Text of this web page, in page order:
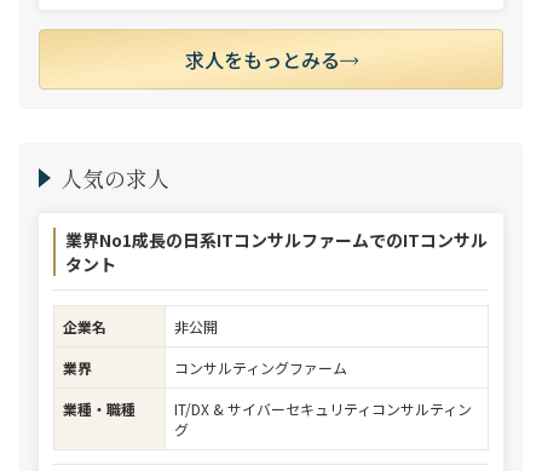
求人をもっとみる
人気の求人
業界No1成長の日系ITコンサルファームでのITコンサル
タント
企業名
非公開
業界
コンサルティングファーム
業種・職種
IT/DX & サイバーセキュリティコンサルティン
グ